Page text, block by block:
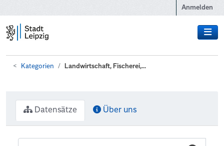
Anmelden
Kategorien Landwirtschaft, Fischerei,...
Datensätze Über uns